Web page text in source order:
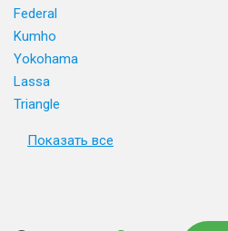
Federal
Kumho
Yokohama
Lassa
Triangle
Показать все